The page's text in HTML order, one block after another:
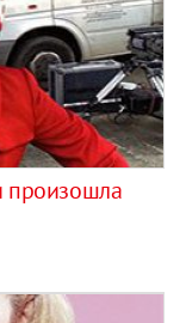
произошла